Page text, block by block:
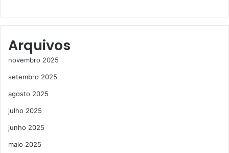
Arquivos
novembro 2025
setembro 2025
agosto 2025
julho 2025
junho 2025
maio 2025